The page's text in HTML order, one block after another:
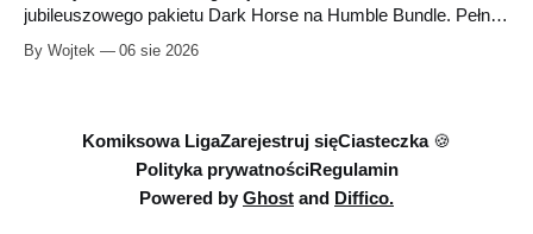
jubileuszowego pakietu Dark Horse na Humble Bundle. Pełny
euro. Oferta kończy się 13 sierpnia.
By Wojtek 06 sie 2026
Komiksowa LigaZarejestruj sięCiasteczka 🍪
Polityka prywatnościRegulamin
Powered by Ghost and Diffico.